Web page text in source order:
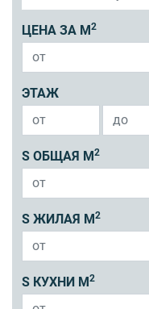
ЦЕНА ЗА М 2
ЭТАЖ
S ОБЩАЯ М 2
S ЖИЛАЯ М 2
S КУХНИ М 2